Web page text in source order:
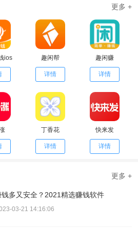
更多 +
ios 趣闲帮
详情
趣闲赚
详情
丁香花
详情
快来发
详情
更多 +
多又安全？2021精选赚钱软件
03-21 14:16:06